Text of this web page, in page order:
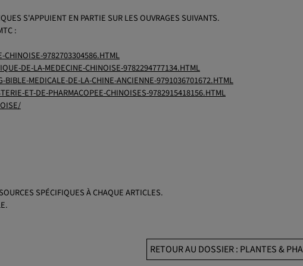
S'APPUIENT EN PARTIE SUR LES OUVRAGES SUIVANTS.
:
CHINOISE-9782703304586.HTML
DE-LA-MEDECINE-CHINOISE-9782294777134.HTML
MEDICALE-DE-LA-CHINE-ANCIENNE-9791036701672.HTML
ET-DE-PHARMACOPEE-CHINOISES-9782915418156.HTML
SPÉCIFIQUES À CHAQUE ARTICLES.
RETOUR AU DOSSIER : PLANTES &